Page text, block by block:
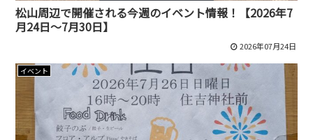
松山周辺で開催される今週のイベント情報！【2026年7
月24日～7月30日】
2026年07月24日
イベント